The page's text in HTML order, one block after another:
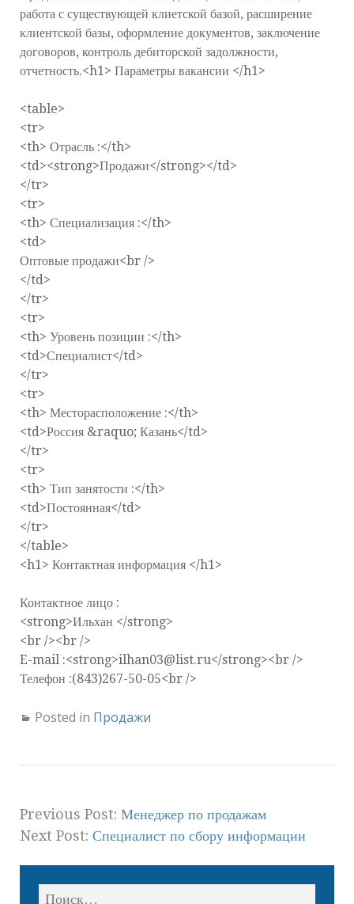
работа с существующей клиетской базой, расширение
клиентской базы, оформление документов, заключение
договоров, контроль дебиторской задолжности,
отчетность.<h1> Параметры вакансии </h1>
<table>
<tr>
<th> Отрасль :</th>
<td><strong>Продажи</strong></td>
</tr>
<tr>
<th> Специализация :</th>
<td>
Оптовые продажи<br />
</td>
</tr>
<tr>
<th> Уровень позиции :</th>
<td>Специалист</td>
</tr>
<tr>
<th> Месторасположение :</th>
<td>Россия &raquo; Казань</td>
</tr>
<tr>
<th> Тип занятости :</th>
<td>Постоянная</td>
</tr>
</table>
<h1> Контактная информация </h1>
Контактное лицо :
<strong>Ильхан </strong>
<br /><br />
E-mail :<strong>ilhan03@list.ru</strong><br />
Телефон :(843)267-50-05<br />
Posted in Продажи
Previous Post: Менеджер по продажам
Next Post: Специалист по сбору информации